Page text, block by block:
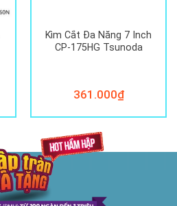
Kìm Cắt Đa Năng 7 Inch
CP-175HG Tsunoda
361.000₫